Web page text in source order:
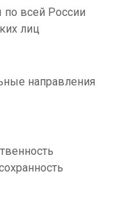
всей России
лиц
направления